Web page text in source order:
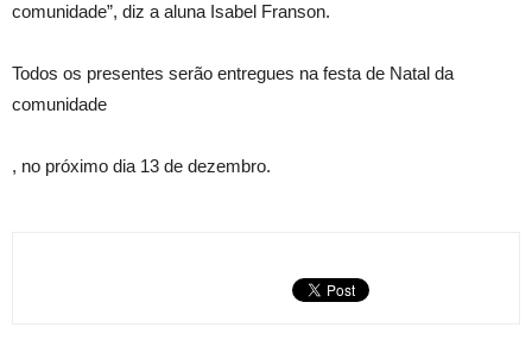
comunidade”, diz a aluna Isabel Franson.
Todos os presentes serão entregues na festa de Natal da
comunidade
, no próximo dia 13 de dezembro.